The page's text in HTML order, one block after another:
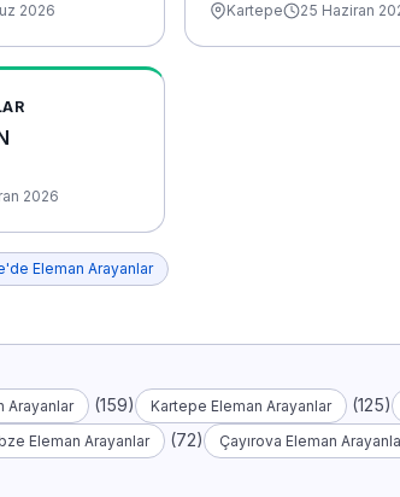
2026 Kartepe 25 Haziran
2026
Eleman Arayanlar
Arayanlar (159) Kartepe Eleman Arayanlar (125)
Eleman Arayanlar (72) Çayırova Eleman